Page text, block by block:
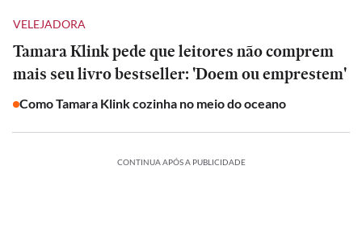
VELEJADORA
Tamara Klink pede que leitores não comprem
mais seu livro bestseller: 'Doem ou emprestem'
Como Tamara Klink cozinha no meio do oceano
CONTINUA APÓS A PUBLICIDADE